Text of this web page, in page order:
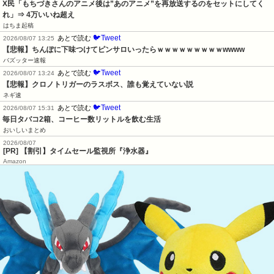
X民「もちづきさんのアニメ後は”あのアニメ”を再放送するのをセットにしてく
れ」⇒ 4万いいね超え
はちま起稿
2026/08/07 13:25
あとで読む 🐦Tweet
【悲報】ちんぽに下味つけてピンサロいったらｗｗｗｗｗｗｗｗｗwwww
バズッター速報
2026/08/07 13:24 あとで読む 🐦Tweet
【悲報】クロノトリガーのラスボス、誰も覚えていない説
ネギ速
2026/08/07 15:31
あとで読む 🐦Tweet
毎日タバコ2箱、コーヒー数リットルを飲む生活
おいしいまとめ
2026/08/07
[PR] 【割引】タイムセール監視所『浄水器』
Amazon